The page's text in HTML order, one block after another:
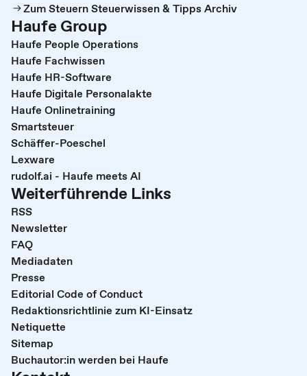
Zum Steuern Steuerwissen & Tipps Archiv
Haufe Group
Haufe People Operations
Haufe Fachwissen
Haufe HR-Software
Haufe Digitale Personalakte
Haufe Onlinetraining
Smartsteuer
Schäffer-Poeschel
Lexware
rudolf.ai - Haufe meets AI
Weiterführende Links
RSS
Newsletter
FAQ
Mediadaten
Presse
Editorial Code of Conduct
Redaktionsrichtlinie zum KI-Einsatz
Netiquette
Sitemap
Buchautor:in werden bei Haufe